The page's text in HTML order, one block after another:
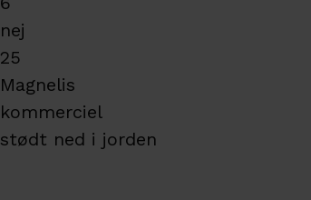
nej
25
Magnelis
kommerciel
stødt ned i jorden